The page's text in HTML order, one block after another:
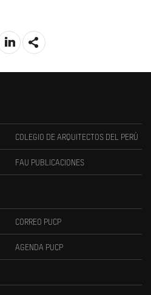
COLEGIO DE ARQUITECTOS DEL PERÚ
FAU PUBLICACIONES
CORREO PUCP
AGENDA PUCP